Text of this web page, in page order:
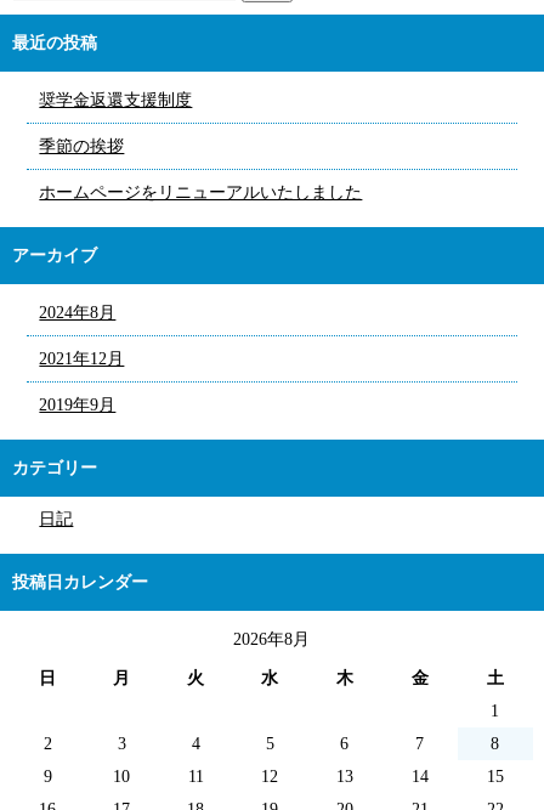
最近の投稿
奨学金返還支援制度
季節の挨拶
ホームページをリニューアルいたしました
アーカイブ
2024年8月
2021年12月
2019年9月
カテゴリー
日記
投稿日カレンダー
2026年8月
日 月 火 水 木 金
土
1
2
3 4 5 6 7
8
9
10 11 12 13 14
15